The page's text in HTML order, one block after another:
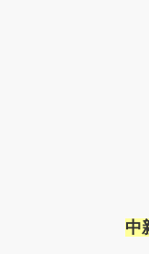
中